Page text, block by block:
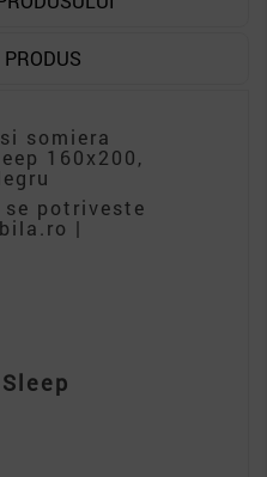
somiera
160x200,
potriveste
|